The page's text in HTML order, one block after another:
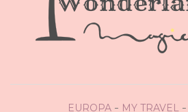
EUROPA MY TRAVEL